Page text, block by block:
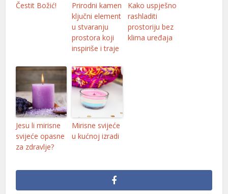
Čestit Božić!
Prirodni kamen
ključni element
u stvaranju
prostora koji
inspiriše i traje
Kako uspješno
rashladiti
prostoriju bez
klima uređaja
Jesu li mirisne
svijeće opasne
za zdravlje?
Mirisne svijeće
u kućnoj izradi